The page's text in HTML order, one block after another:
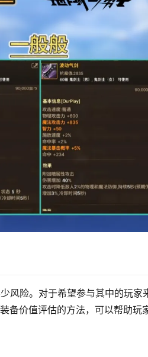
何形式的现实货币交易。如果被
取现实货币之前，玩家需要三思